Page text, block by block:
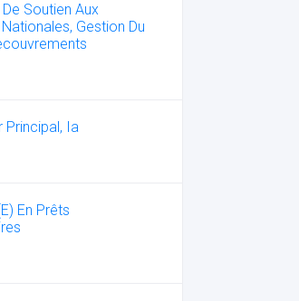
Soutien Aux
Gestion Du
Principal, Ia
En Prêts